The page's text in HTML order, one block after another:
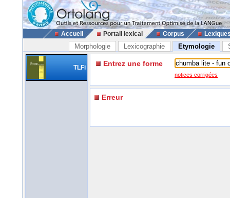
Accueil Portail lexical Corpus
Morphologie Lexicographie Etymologie
TLFi Entrez une forme
notices corrigées
Erreur